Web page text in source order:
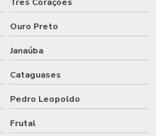
Ouro Preto
Janaúba
Cataguases
Pedro Leopoldo
Frutal